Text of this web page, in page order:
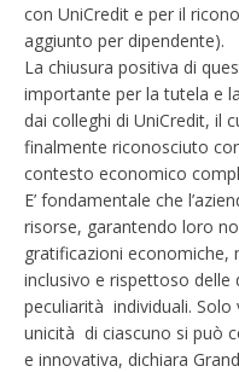
con UniCredit e per il
aggiunto per dipendente).
La chiusura positiva di
importante per la tutela e
dai colleghi di UniCredit, il
finalmente riconosciuto
contesto economico
E’ fondamentale che
risorse, garantendo loro
gratificazioni economiche,
inclusivo e rispettoso
peculiarità individuali.
unicità di ciascuno si può
e innovativa, dichiara